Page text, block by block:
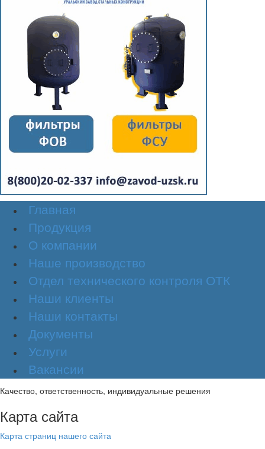
Главная
Продукция
О компании
Наше производство
Отдел технического контроля ОТК
Наши клиенты
Наши контакты
Документы
Услуги
Вакансии
Качество, ответственность, индивидуальные решения
Карта сайта
Карта страниц нашего сайта